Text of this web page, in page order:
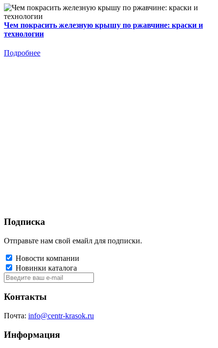
Чем покрасить железную крышу по ржавчине: краски и
технологии
Подробнее
Подписка
Отправьте нам свой емайл для подписки.
Новости компании
Новинки каталога
Контакты
Почта: info@centr-krasok.ru
Информация